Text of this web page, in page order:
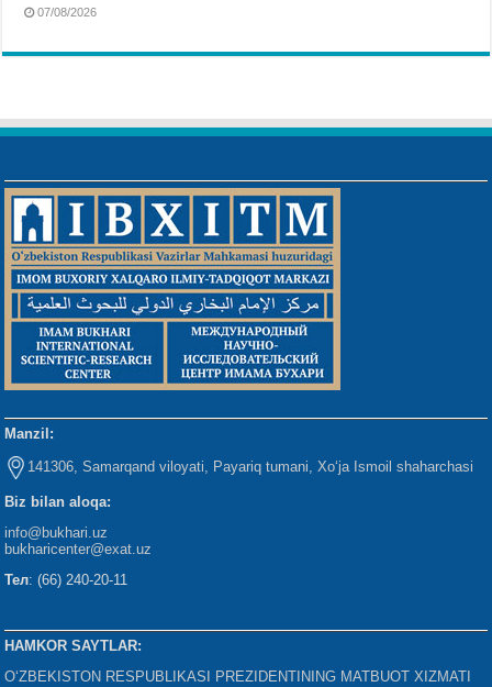
07/08/2026
Manzil:
141306, Samarqand viloyati, Payariq tumani, Xo‘ja Ismoil shaharchasi
Biz bilan aloqa:
info@bukhari.uz
bukharicenter@exat.uz
Тел: (66) 240-20-11
HAMKOR SAYTLAR:
O‘ZBEKISTON RESPUBLIKASI PREZIDENTINING MATBUOT XIZMATI